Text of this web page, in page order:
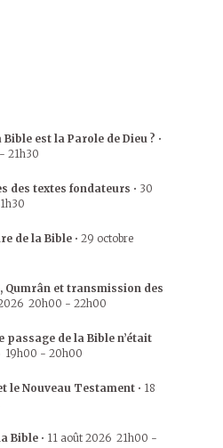
Bible est la Parole de Dieu ? •
- 21h30
des textes fondateurs • 30
de la Bible • 29 octobre
Qumrân et transmission des
20h00 - 22h00
passage de la Bible n’était
19h00 - 20h00
le Nouveau Testament • 18
Bible • 11 août 2026 21h00 -